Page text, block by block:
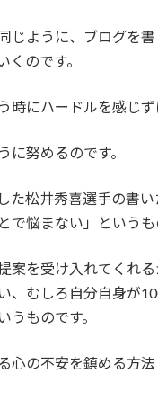
じように、ブログを
のです。
にハードルを感じず
に努めるのです。
た松井秀喜選手の書
で悩まない」というも
案を受け入れてくれ
、むしろ自分自身が
うものです。
心の不安を鎮める方